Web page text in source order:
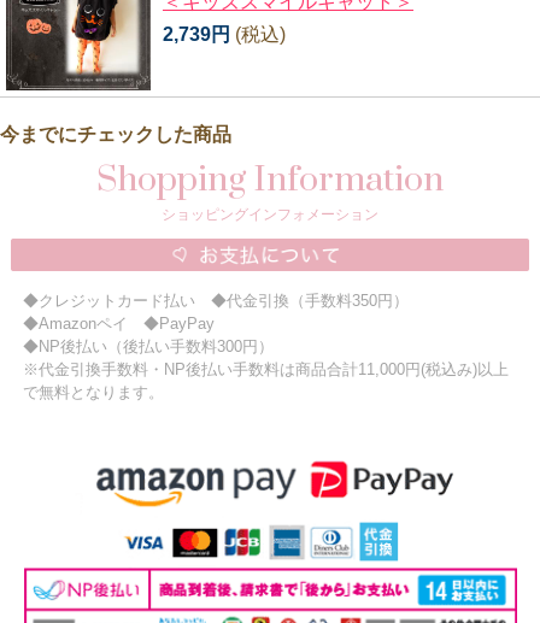
2,739円 (税込)
今までにチェックした商品
Shopping Information
ショッピングインフォメーション
◆クレジットカード払い ◆代金引換（手数料350円）
◆Amazonペイ ◆PayPay
◆NP後払い（後払い手数料300円）
※代金引換手数料・NP後払い手数料は商品合計11,000円(税込み)以上
で無料となります。